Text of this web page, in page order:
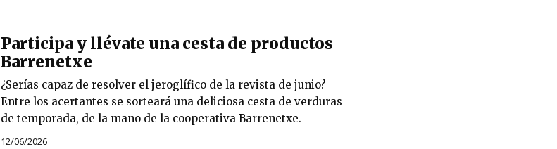
Participa y llévate una cesta de productos
Barrenetxe
¿Serías capaz de resolver el jeroglífico de la revista de junio?
Entre los acertantes se sorteará una deliciosa cesta de verduras
de temporada, de la mano de la cooperativa Barrenetxe.
12/06/2026